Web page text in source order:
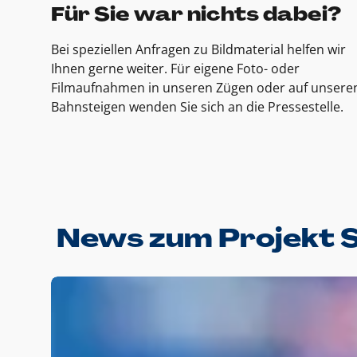
Für Sie war nichts dabei?
Bei speziellen Anfragen zu Bildmaterial helfen wir
Ihnen gerne weiter. Für eigene Foto- oder
Filmaufnahmen in unseren Zügen oder auf
Bahnsteigen wenden Sie sich an die Pressestelle.
News zum Projekt